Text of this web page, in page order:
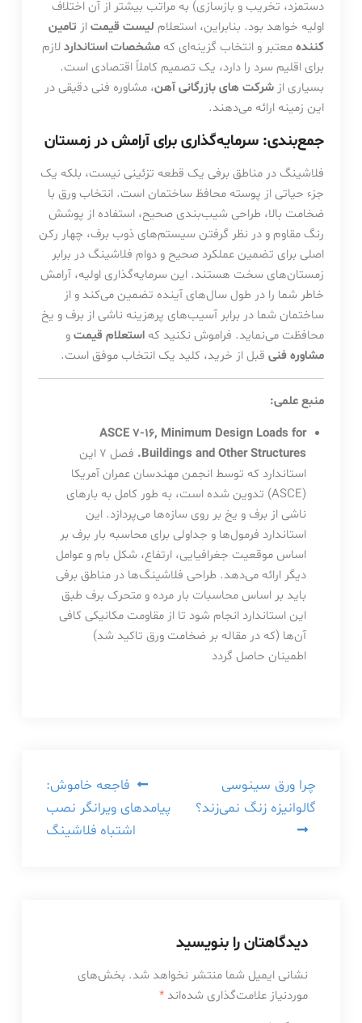
دستمزد، تخریب و بازسازی) به مراتب بیشتر از آن اختلاف
اولیه خواهد بود. بنابراین، استعلام لیست قیمتاز تامین
کنندهمعتبر و انتخاب گزینه‌ای که مشخصات استانداردلازم
برای اقلیم سرد را دارد، یک تصمیم کاملاً اقتصادی است.
بسیاری از شرکت های بازرگانی آهن، مشاوره فنی دقیقی در
این زمینه ارائه می‌دهند.
جمع‌بندی: سرمایه‌گذاری برای آرامش در زمستان
فلاشینگ در مناطق برفی یک قطعه تزئینی نیست، بلکه یک
جزء حیاتی از پوسته محافظ ساختمان است. انتخاب ورق با
ضخامت بالا، طراحی شیب‌بندی صحیح، استفاده از پوشش
رنگ مقاوم و در نظر گرفتن سیستم‌های ذوب برف، چهار رکن
اصلی برای تضمین عملکرد صحیح و دوام فلاشینگ در برابر
زمستان‌های سخت هستند. این سرمایه‌گذاری اولیه، آرامش
خاطر شما را در طول سال‌های آینده تضمین می‌کند و از
ساختمان شما در برابر آسیب‌های پرهزینه ناشی از برف و یخ
محافظت می‌نماید. فراموش نکنید که استعلام قیمتو
مشاوره فنیقبل از خرید، کلید یک انتخاب موفق است.
منبع علمی:
ASCE 7-16, Minimum Design Loads for
Buildings and Other Structures.
فصل ۷ این
استاندارد که توسط انجمن مهندسان عمران آمریکا
(ASCE) تدوین شده است، به طور کامل به بارهای
ناشی از برف و یخ بر روی سازه‌ها می‌پردازد. این
استاندارد فرمول‌ها و جداولی برای محاسبه بار برف بر
اساس موقعیت جغرافیایی، ارتفاع، شکل بام و عوامل
دیگر ارائه می‌دهد. طراحی فلاشینگ‌ها در مناطق برفی
باید بر اساس محاسبات بار مرده و متحرک برف طبق
این استاندارد انجام شود تا از مقاومت مکانیکی کافی
آن‌ها (که در مقاله بر ضخامت ورق تاکید شد)
اطمینان حاصل گردد
راهبری
نوشته
فاجعه خاموش:
پیامدهای ویرانگر نصب
اشتباه فلاشینگ
چرا ورق سینوسی
گالوانیزه زنگ نمی‌زند؟
دیدگاهتان را بنویسید
نشانی ایمیل شما منتشر نخواهد شد. بخش‌های
موردنیاز علامت‌گذاری شده‌اند *